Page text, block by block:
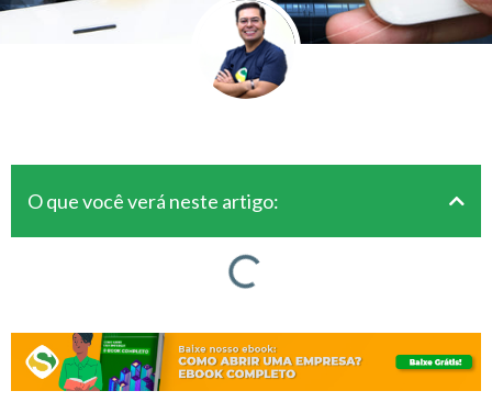
O que você verá neste artigo: